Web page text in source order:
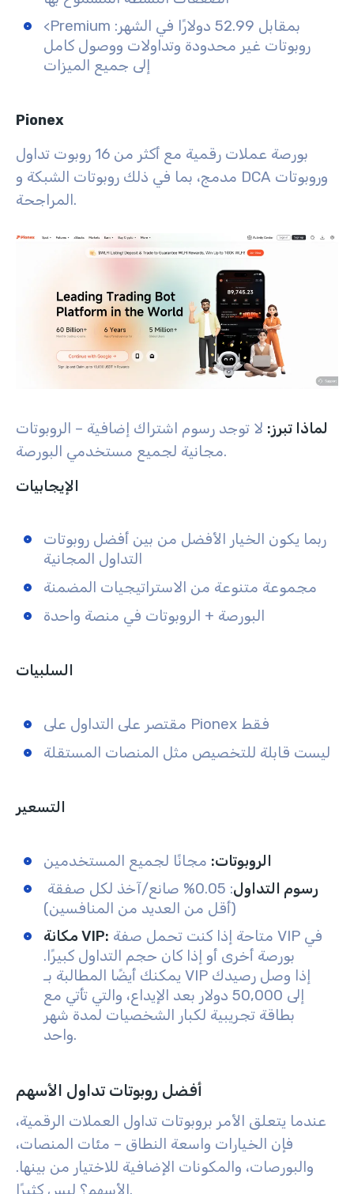
<Premium بمقابل 52.99 دولارًا في الشهر:
روبوتات غير محدودة وتداولات ووصول كامل
إلى جميع الميزات
Pionex
بورصة عملات رقمية مع أكثر من 16 روبوت تداول
مدمج، بما في ذلك روبوتات الشبكة و DCA وروبوتات
المراجحة.
لماذا تبرز: لا توجد رسوم اشتراك إضافية – الروبوتات
مجانية لجميع مستخدمي البورصة.
الإيجابيات
ربما يكون الخيار الأفضل من بين أفضل روبوتات
التداول المجانية
مجموعة متنوعة من الاستراتيجيات المضمنة
البورصة + الروبوتات في منصة واحدة
السلبيات
مقتصر على التداول على Pionex فقط
ليست قابلة للتخصيص مثل المنصات المستقلة
التسعير
الروبوتات: مجانًا لجميع المستخدمين
رسوم التداول
: 0.05% صانع/آخذ لكل صفقة
(أقل من العديد من المنافسين)
مكانة VIP:
بورصة أخرى أو إذا كان حجم التداول كبيرًا.
يمكنك أيضًا المطالبة بـ VIP إذا وصل رصيدك
إلى 50,000 دولار بعد الإيداع، والتي تأتي مع
بطاقة تجريبية لكبار الشخصيات لمدة شهر
واحد.
أفضل روبوتات تداول الأسهم
عندما يتعلق الأمر بروبوتات تداول العملات الرقمية،
فإن الخيارات واسعة النطاق – مئات المنصات،
والبورصات، والمكونات الإضافية للاختيار من بينها.
الأسهم؟ ليس كثيرًا.